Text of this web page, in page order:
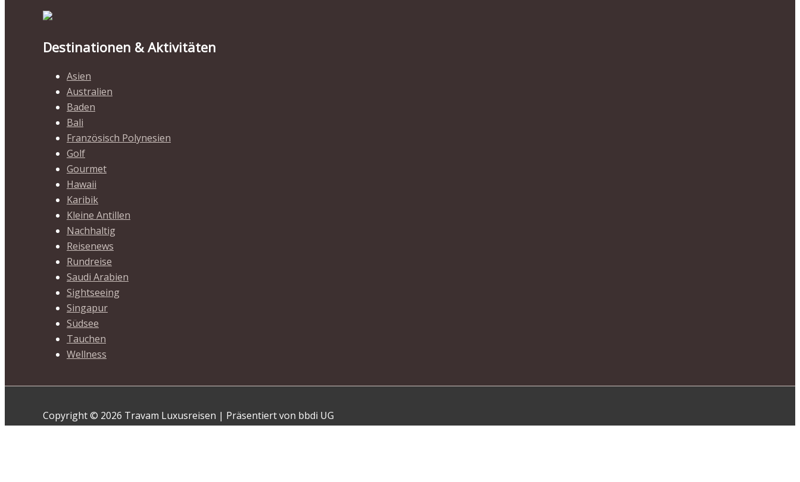
Destinationen & Aktivitäten
Asien
Australien
Baden
Bali
Französisch Polynesien
Golf
Gourmet
Hawaii
Karibik
Kleine Antillen
Nachhaltig
Reisenews
Rundreise
Saudi Arabien
Sightseeing
Singapur
Südsee
Tauchen
Wellness
Copyright © 2026 Travam Luxusreisen | Präsentiert von bbdi UG